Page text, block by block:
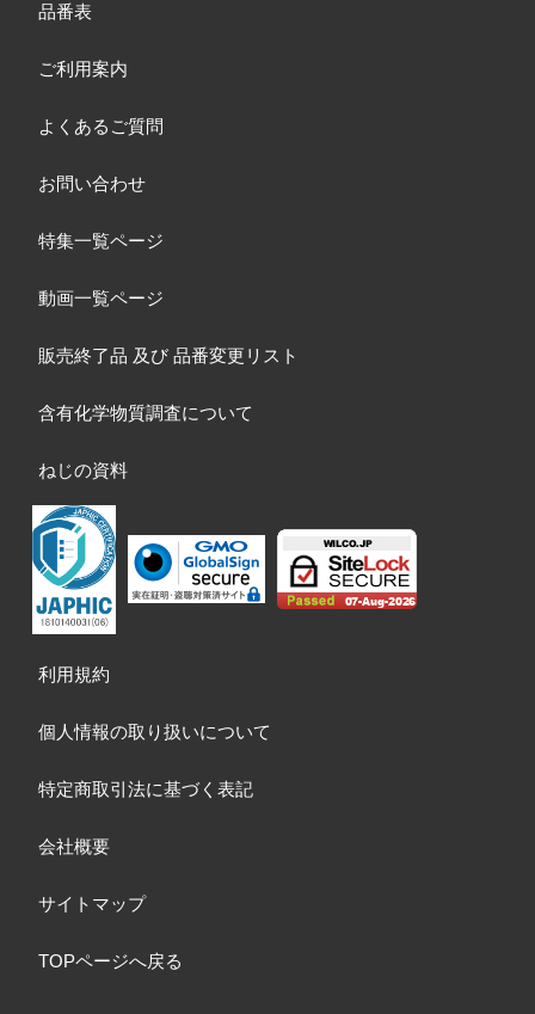
品番表
ご利用案内
よくあるご質問
お問い合わせ
特集一覧ページ
動画一覧ページ
販売終了品 及び品番変更リスト
含有化学物質調査について
ねじの資料
利用規約
個人情報の取り扱いについて
特定商取引法に基づく表記
会社概要
サイトマップ
TOPページへ戻る